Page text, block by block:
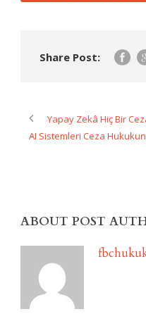
Share Post:
Yapay Zekâ Hiç Bir
AI Sistemleri Ceza
ABOUT POST